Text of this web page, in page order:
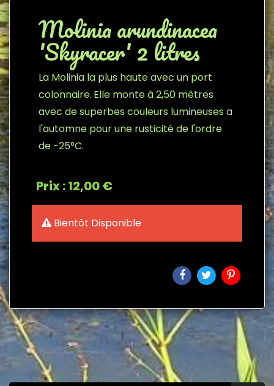
Molinia arundinacea
'Skyracer' 2 litres
La Molinia la plus haute avec un port
colonnaire. Elle monte à 2,50 mètres
avec de superbes couleurs lumineuses a
l'automne pour une rusticité de l'ordre
de -25°C.
Prix : 12,00 €
Bientôt Disponible